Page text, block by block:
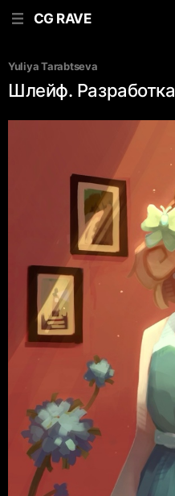
CG RAVE
Yuliya Tarabtseva
Шлейф. Разработка